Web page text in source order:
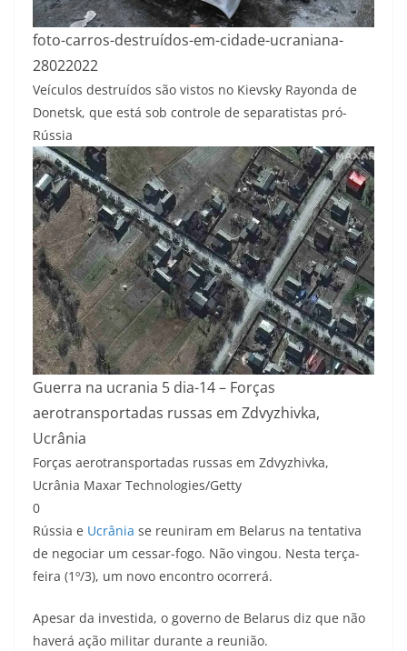
foto-carros-destruídos-em-cidade-ucraniana-
28022022
Veículos destruídos são vistos no Kievsky Rayonda de
Donetsk, que está sob controle de separatistas pró-
Rússia
Guerra na ucrania 5 dia-14 – Forças
aerotransportadas russas em Zdvyzhivka,
Ucrânia
Forças aerotransportadas russas em Zdvyzhivka,
Ucrânia Maxar Technologies/Getty
0
Rússia e Ucrânia se reuniram em Belarus na tentativa
de negociar um cessar-fogo. Não vingou. Nesta terça-
feira (1º/3), um novo encontro ocorrerá.
Apesar da investida, o governo de Belarus diz que não
haverá ação militar durante a reunião.